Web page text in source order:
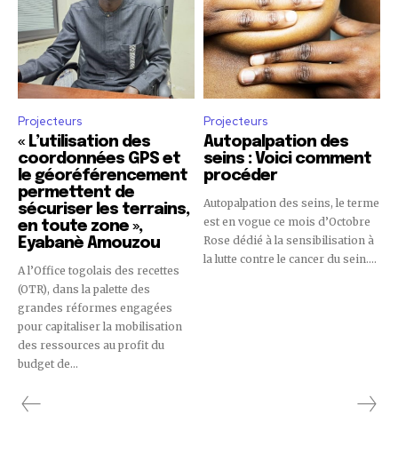
Projecteurs
« L’utilisation des
coordonnées GPS et
le géoréférencement
permettent de
sécuriser les terrains,
en toute zone »,
Eyabanè Amouzou
A l’Office togolais des recettes
(OTR), dans la palette des
grandes réformes engagées
pour capitaliser la mobilisation
des ressources au profit du
budget de...
Projecteurs
Autopalpation des
seins : Voici comment
procéder
Autopalpation des seins, le terme
est en vogue ce mois d’Octobre
Rose dédié à la sensibilisation à
la lutte contre le cancer du sein....